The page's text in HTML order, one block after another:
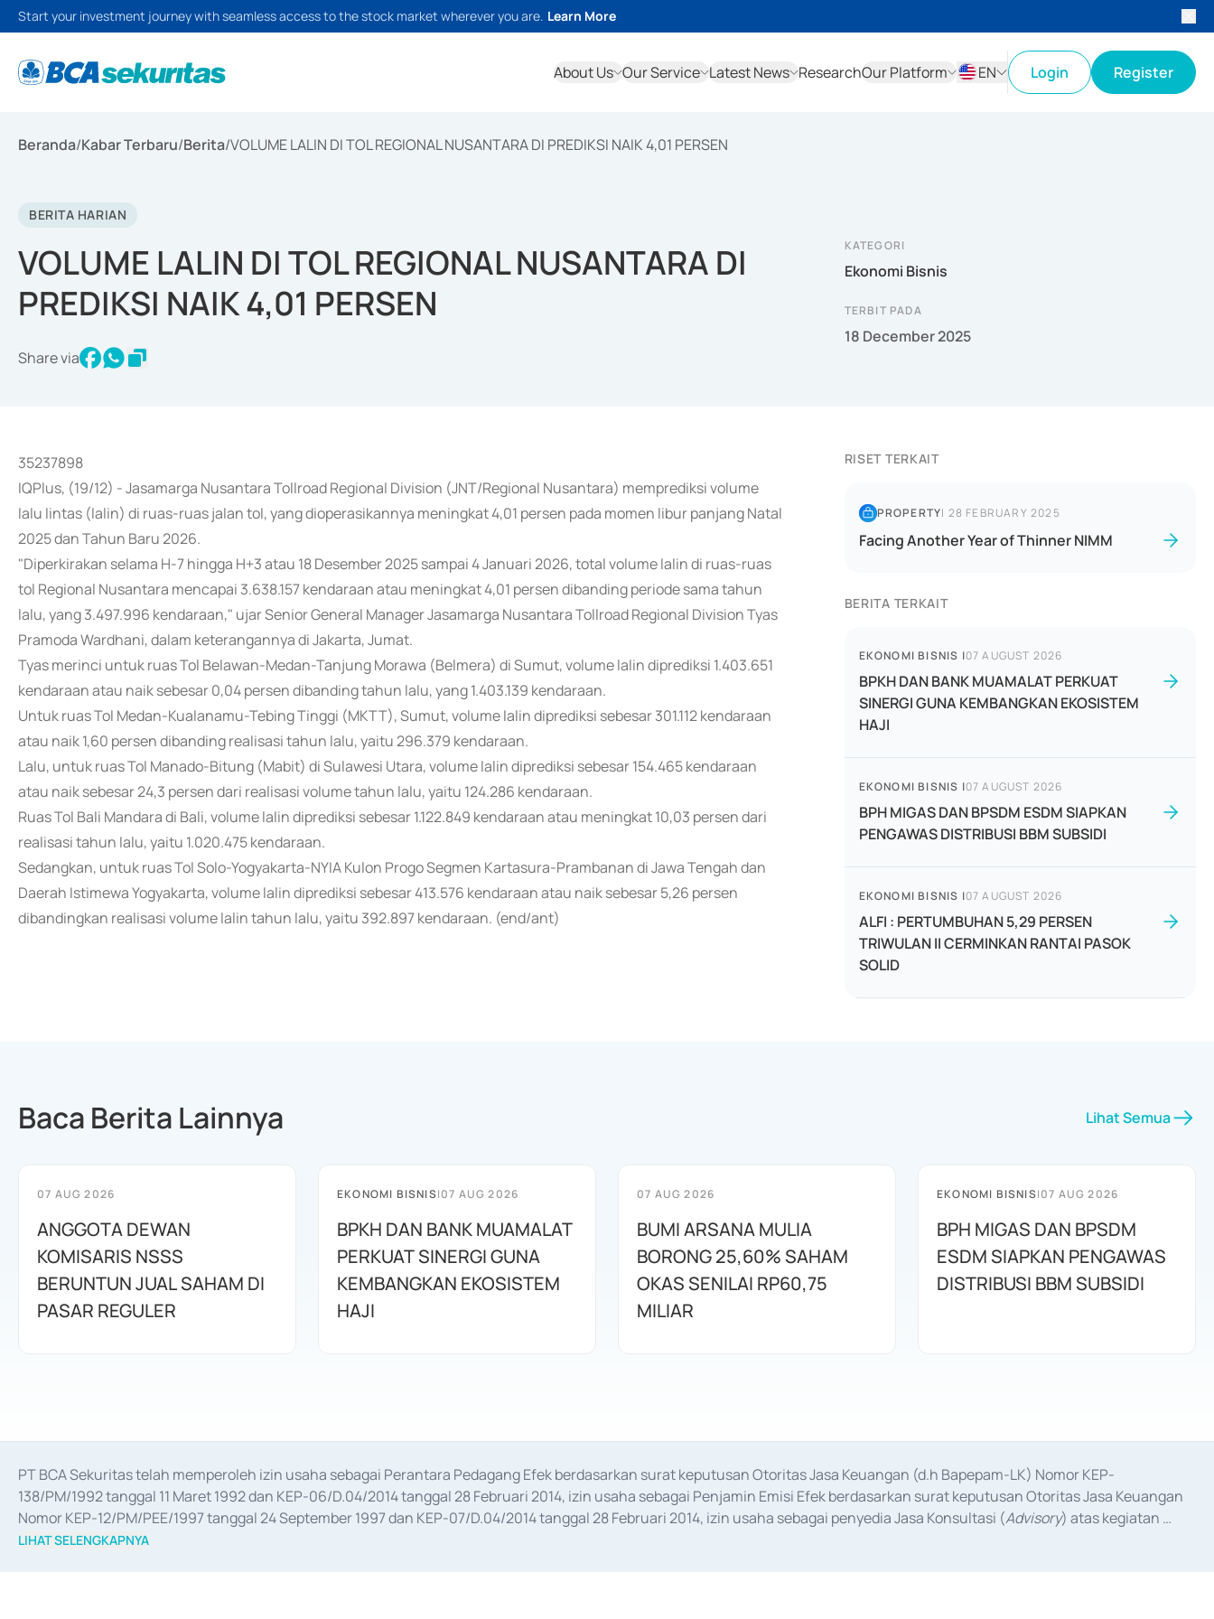
Start your investment journey with seamless access to the stock market wherever you are. Learn More
About Us Our Service Latest News ResearchOur Platform
EN
Login Register
Beranda/Kabar Terbaru/Berita/VOLUME LALIN DI TOL REGIONAL NUSANTARA DI PREDIKSI NAIK 4,01 PERSEN
BERITA HARIAN
VOLUME LALIN DI TOL REGIONAL NUSANTARA DI
PREDIKSI NAIK 4,01 PERSEN
Share via
KATEGORI
Ekonomi Bisnis
TERBIT PADA
18 December 2025
35237898
IQPlus, (19/12) - Jasamarga Nusantara Tollroad Regional Division (JNT/Regional Nusantara) memprediksi volume
lalu lintas (lalin) di ruas-ruas jalan tol, yang dioperasikannya meningkat 4,01 persen pada momen libur panjang Natal
2025 dan Tahun Baru 2026.
"Diperkirakan selama H-7 hingga H+3 atau 18 Desember 2025 sampai 4 Januari 2026, total volume lalin di ruas-ruas
tol Regional Nusantara mencapai 3.638.157 kendaraan atau meningkat 4,01 persen dibanding periode sama tahun
lalu, yang 3.497.996 kendaraan," ujar Senior General Manager Jasamarga Nusantara Tollroad Regional Division Tyas
Pramoda Wardhani, dalam keterangannya di Jakarta, Jumat.
Tyas merinci untuk ruas Tol Belawan-Medan-Tanjung Morawa (Belmera) di Sumut, volume lalin diprediksi 1.403.651
kendaraan atau naik sebesar 0,04 persen dibanding tahun lalu, yang 1.403.139 kendaraan.
Untuk ruas Tol Medan-Kualanamu-Tebing Tinggi (MKTT), Sumut, volume lalin diprediksi sebesar 301.112 kendaraan
atau naik 1,60 persen dibanding realisasi tahun lalu, yaitu 296.379 kendaraan.
Lalu, untuk ruas Tol Manado-Bitung (Mabit) di Sulawesi Utara, volume lalin diprediksi sebesar 154.465 kendaraan
atau naik sebesar 24,3 persen dari realisasi volume tahun lalu, yaitu 124.286 kendaraan.
Ruas Tol Bali Mandara di Bali, volume lalin diprediksi sebesar 1.122.849 kendaraan atau meningkat 10,03 persen dari
realisasi tahun lalu, yaitu 1.020.475 kendaraan.
Sedangkan, untuk ruas Tol Solo-Yogyakarta-NYIA Kulon Progo Segmen Kartasura-Prambanan di Jawa Tengah dan
Daerah Istimewa Yogyakarta, volume lalin diprediksi sebesar 413.576 kendaraan atau naik sebesar 5,26 persen
dibandingkan realisasi volume lalin tahun lalu, yaitu 392.897 kendaraan. (end/ant)
RISET TERKAIT
PROPERTY| 28 FEBRUARY 2025
Facing Another Year of Thinner NIMM
BERITA TERKAIT
EKONOMI BISNIS |07 AUGUST 2026
BPKH DAN BANK MUAMALAT PERKUAT
SINERGI GUNA KEMBANGKAN EKOSISTEM
HAJI
EKONOMI BISNIS |07 AUGUST 2026
BPH MIGAS DAN BPSDM ESDM SIAPKAN
PENGAWAS DISTRIBUSI BBM SUBSIDI
EKONOMI BISNIS |07 AUGUST 2026
ALFI : PERTUMBUHAN 5,29 PERSEN
TRIWULAN II CERMINKAN RANTAI PASOK
SOLID
Baca Berita Lainnya Lihat Semua
07 AUG 2026
ANGGOTA DEWAN
KOMISARIS NSSS
BERUNTUN JUAL SAHAM DI
PASAR REGULER
EKONOMI BISNIS|07 AUG 2026
BPKH DAN BANK MUAMALAT
PERKUAT SINERGI GUNA
KEMBANGKAN EKOSISTEM
HAJI
07 AUG 2026
BUMI ARSANA MULIA
BORONG 25,60% SAHAM
OKAS SENILAI RP60,75
MILIAR
EKONOMI BISNIS|07 AUG 2026
BPH MIGAS DAN BPSDM
ESDM SIAPKAN PENGAWAS
DISTRIBUSI BBM SUBSIDI
PT BCA Sekuritas telah memperoleh izin usaha sebagai Perantara Pedagang Efek berdasarkan surat keputusan Otoritas Jasa Keuangan (d.h Bapepam-LK) Nomor KEP-
138/PM/1992 tanggal 11 Maret 1992 dan KEP-06/D.04/2014 tanggal 28 Februari 2014, izin usaha sebagai Penjamin Emisi Efek berdasarkan surat keputusan Otoritas Jasa Keuangan
Nomor KEP-12/PM/PEE/1997 tanggal 24 September 1997 dan KEP-07/D.04/2014 tanggal 28 Februari 2014, izin usaha sebagai penyedia Jasa Konsultasi (Advisory) atas kegiatan
merger, akuisisi, divestasi, dan
LIHAT SELENGKAPNYA